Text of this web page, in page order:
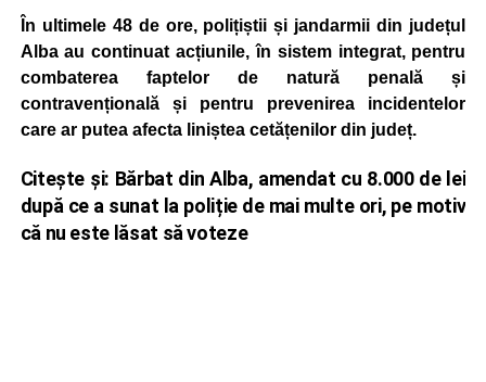
În ultimele 48 de ore, polițiștii și jandarmii din județul
Alba au continuat acțiunile, în sistem integrat, pentru
combaterea faptelor de natură penală și
contravențională și pentru prevenirea incidentelor
care ar putea afecta liniștea cetățenilor din județ.
Citește și: Bărbat din Alba, amendat cu 8.000 de lei
după ce a sunat la poliție de mai multe ori, pe motiv
că nu este lăsat să voteze